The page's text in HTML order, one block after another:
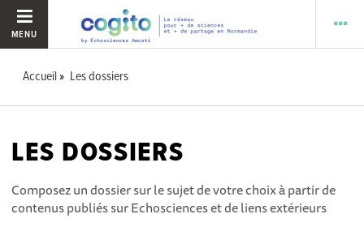
MENU
Accueil Les dossiers
LES DOSSIERS
Composez un dossier sur le sujet de votre choix à partir de
contenus publiés sur Echosciences et de liens extérieurs